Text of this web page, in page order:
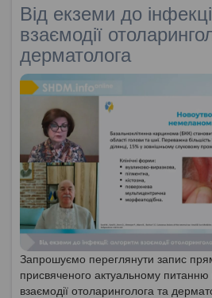
Від екземи до
взаємодії
дерматолога
Запрошуємо переглянути запис
присвяченого актуальному питанню
взаємодії отоларинголога та